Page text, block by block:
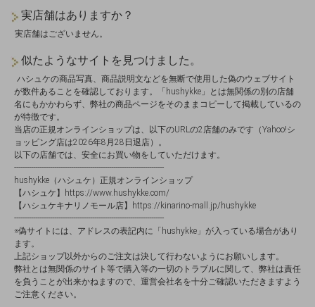
実店舗はありますか？
実店舗はございません。
似たようなサイトを見つけました。
ハシュケの商品写真、商品説明文などを無断で使用した偽のウェブサイト
が数件あることを確認しております。「hushykke」とは無関係の別の店舗
名にもかかわらず、弊社の商品ページをそのままコピーして掲載しているの
が特徴です。
当店の正規オンラインショップは、以下のURLの2店舗のみです（Yahoo!シ
ョッピング店は2026年8月28日退店）。
以下の店舗では、安全にお買い物をしていただけます。
-----------------------------------------------------------------------
hushykke（ハシュケ）正規オンラインショップ
【ハシュケ】https://www.hushykke.com/
【ハシュケキナリノモール店】https://kinarino-mall.jp/hushykke
-----------------------------------------------------------------------
※偽サイトには、アドレスの表記内に「hushykke」が入っている場合があり
ます。
上記ショップ以外からのご注文は決して行わないようにお願いします。
弊社とは無関係のサイト等で購入等の一切のトラブルに関して、弊社は責任
を負うことが出来かねますので、運営会社名を十分ご確認いただきますよう
ご注意ください。